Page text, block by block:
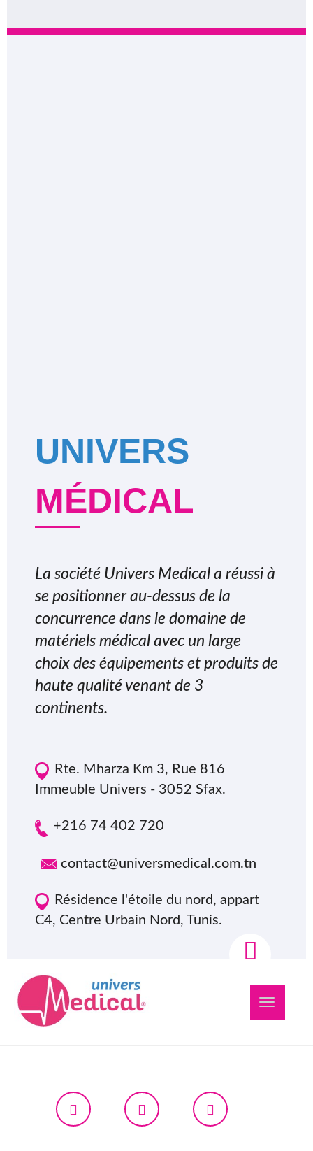
UNIVERS
MÉDICAL
La société Univers Medical a réussi à
se positionner au-dessus de la
concurrence dans le domaine de
matériels médical avec un large
choix des équipements et produits de
haute qualité venant de 3
continents.
Rte. Mharza Km 3, Rue 816
Immeuble Univers - 3052 Sfax.
+216 74 402 720
contact@universmedical.com.tn
Résidence l'étoile du nord, appart
C4, Centre Urbain Nord, Tunis.
Navigation